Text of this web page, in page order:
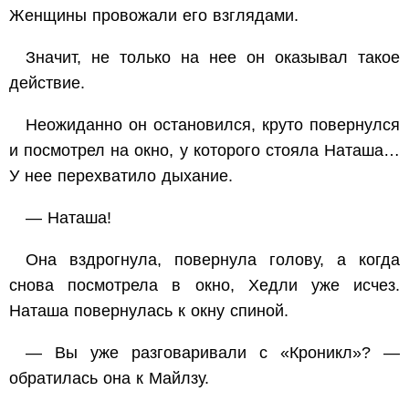
Женщины провожали его взглядами.
Значит, не только на нее он оказывал такое
действие.
Неожиданно он остановился, круто повернулся
и посмотрел на окно, у которого стояла Наташа…
У нее перехватило дыхание.
— Наташа!
Она вздрогнула, повернула голову, а когда
снова посмотрела в окно, Хедли уже исчез.
Наташа повернулась к окну спиной.
— Вы уже разговаривали с «Кроникл»? —
обратилась она к Майлзу.